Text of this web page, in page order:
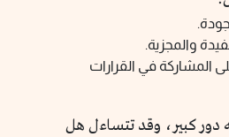
والمجزية.
المشاركة في القرارات
دور كبير، وقد تتساءل هل